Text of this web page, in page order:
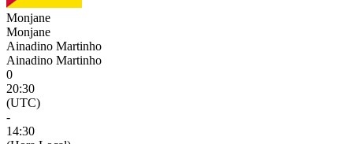
Monjane
Monjane
Ainadino Martinho
Ainadino Martinho
0
20:30
(UTC)
-
14:30